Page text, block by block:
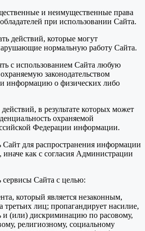
и неимущественные права
при использовании Сайта.
действий, которые могут
нормальную работу Сайта.
с использованием Сайта любую
законодательством
информацию о физических либо
в результате которых может
охраняемой
Федерации информации.
Сайт для распространения информации
иначе как с согласия Администрации
сервисы Сайта с целью:
который является незаконным,
лиц; пропагандирует насилие,
и (или) дискриминацию по расовому,
религиозному, социальному